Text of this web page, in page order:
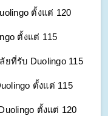
ตั้งแต่ 120
ตั้งแต่ 115
ยที่รับ Duolingo 115
ตั้งแต่ 115
ตั้งแต่ 120